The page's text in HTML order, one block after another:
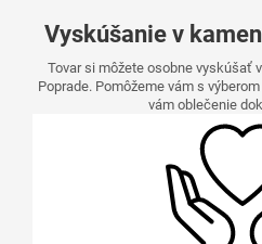
Vyskúšanie v
Tovar si môžete osobne vyskúšať
Poprade. Pomôžeme vám s
vám oblečenie